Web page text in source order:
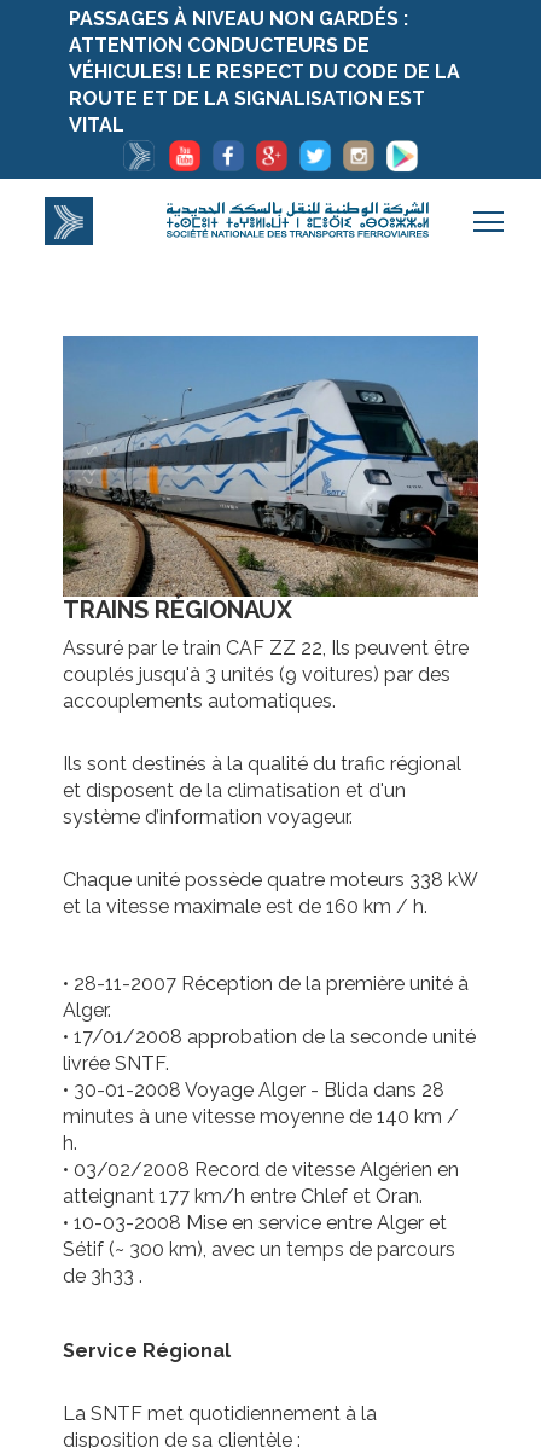
PASSAGES À NIVEAU NON GARDÉS :
ATTENTION CONDUCTEURS DE
VÉHICULES! LE RESPECT DU CODE DE LA
ROUTE ET DE LA SIGNALISATION EST
VITAL
TRAINS RÉGIONAUX
Assuré par le train CAF ZZ 22, Ils peuvent être
couplés jusqu'à 3 unités (9 voitures) par des
accouplements automatiques.
Ils sont destinés à la qualité du trafic régional
et disposent de la climatisation et d'un
système d’information voyageur.
Chaque unité possède quatre moteurs 338 kW
et la vitesse maximale est de 160 km / h.
• 28-11-2007 Réception de la première unité à
Alger.
• 17/01/2008 approbation de la seconde unité
livrée SNTF.
• 30-01-2008 Voyage Alger - Blida dans 28
minutes à une vitesse moyenne de 140 km /
h.
• 03/02/2008 Record de vitesse Algérien en
atteignant 177 km/h entre Chlef et Oran.
• 10-03-2008 Mise en service entre Alger et
Sétif (~ 300 km), avec un temps de parcours
de 3h33 .
Service Régional
La SNTF met quotidiennement à la
disposition de sa clientèle :